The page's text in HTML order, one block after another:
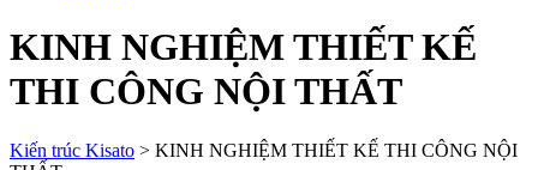
KINH NGHIỆM THIẾT KẾ
THI CÔNG NỘI THẤT
Kiến trúc Kisato > KINH NGHIỆM THIẾT KẾ THI CÔNG NỘI